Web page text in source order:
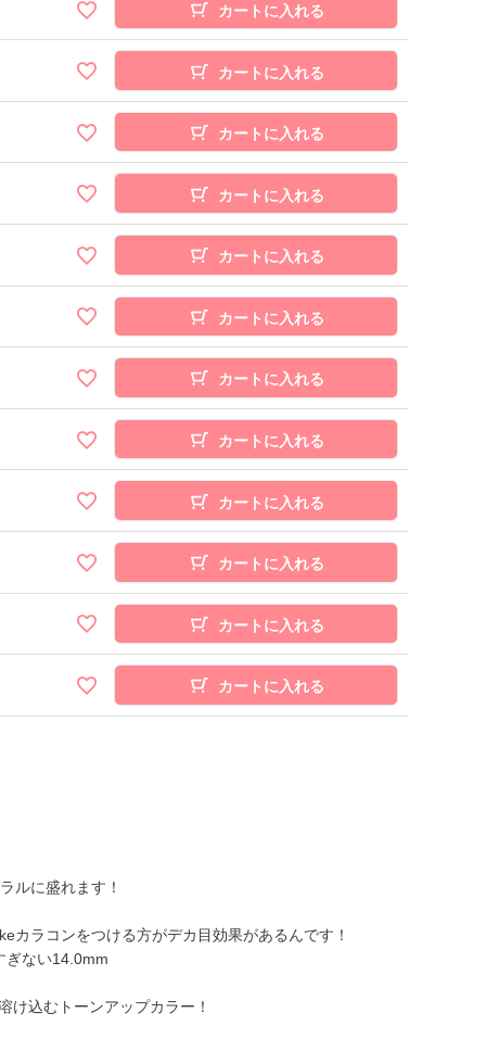
カートに入れる
カートに入れる
カートに入れる
カートに入れる
カートに入れる
カートに入れる
カートに入れる
カートに入れる
カートに入れる
カートに入れる
カートに入れる
カートに入れる
ルに盛れます！
カラコンをつける方がデカ目効果があるんです！
ぎない14.0mm
け込むトーンアップカラー！